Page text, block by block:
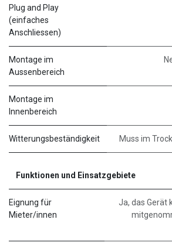
Plug and Play
(einfaches
Anschliessen)
Montage im
Aussenbereich
Montage im
Innenbereich
Witterungsbeständigkeit Muss im
Funktionen und Einsatzgebiete
Eignung für
Mieter/innen
Ja, das Gerät